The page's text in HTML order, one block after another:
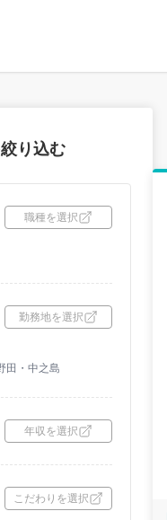
り込む
職種を選択
勤務地を選択
田・中之島
年収を選択
こだわりを選択